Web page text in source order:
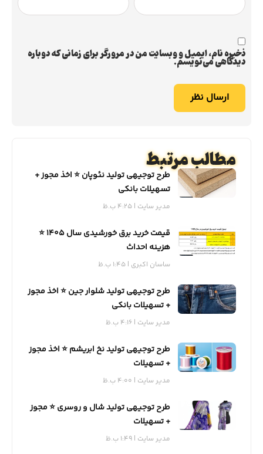
ذخیره نام، ایمیل و وبسایت من در مرورگر برای زمانی که دوباره
دیدگاهی می‌نویسم.
مطالب مرتبططرح توجیهی تولید نئوپان ⭐️ اخذ مجوز +
تسهیلات بانکی
مدیر سایت 4:25 ب.ظ
قیمت خرید برق خورشیدی سال 1405 ⭐️
هزینه احداث
ساسان اکبری 1:45 ب.ظ
طرح توجیهی تولید شلوار جین ⭐️ اخذ مجوز
+ تسهیلات بانکی
مدیر سایت 4:16 ب.ظ
طرح توجیهی تولید نخ ابریشم ⭐️ اخذ مجوز
+ تسهیلات
مدیر سایت 4:00 ب.ظ
طرح توجیهی تولید شال و روسری ⭐️ مجوز
+ تسهیلات
مدیر سایت 1:49 ب.ظ